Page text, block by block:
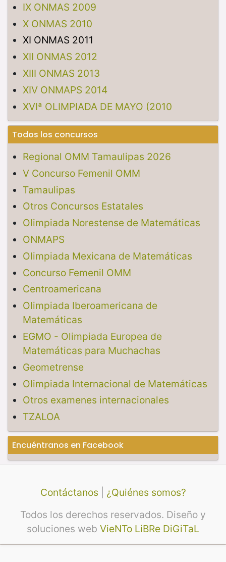
IX ONMAS 2009
X ONMAS 2010
XI ONMAS 2011
XII ONMAS 2012
XIII ONMAS 2013
XIV ONMAPS 2014
XVIª OLIMPIADA DE MAYO (2010
Todos los concursos
Regional OMM Tamaulipas 2026
V Concurso Femenil OMM
Tamaulipas
Otros Concursos Estatales
Olimpiada Norestense de Matemáticas
ONMAPS
Olimpiada Mexicana de Matemáticas
Concurso Femenil OMM
Centroamericana
Olimpiada Iberoamericana de
Matemáticas
EGMO - Olimpiada Europea de
Matemáticas para Muchachas
Geometrense
Olimpiada Internacional de Matemáticas
Otros examenes internacionales
TZALOA
Encuéntranos en Facebook
Contáctanos
¿Quiénes somos?
Todos los derechos reservados. Diseño y
soluciones web VieNTo LiBRe DiGiTaL